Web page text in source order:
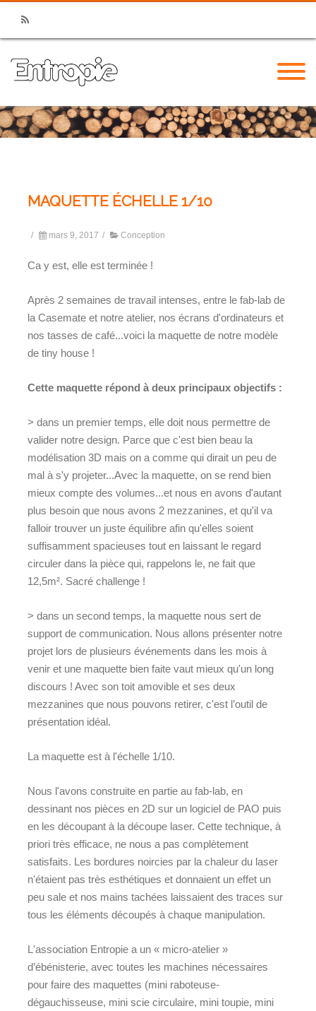
RSS
MAQUETTE ÉCHELLE 1/10
/ mars 9, 2017 / Conception
Ca y est, elle est terminée !
Après 2 semaines de travail intenses, entre le fab-lab de
la Casemate et notre atelier, nos écrans d'ordinateurs et
nos tasses de café...voici la maquette de notre modèle
de tiny house !
Cette maquette répond à deux principaux objectifs :
> dans un premier temps, elle doit nous permettre de
valider notre design. Parce que c'est bien beau la
modélisation 3D mais on a comme qui dirait un peu de
mal à s'y projeter...Avec la maquette, on se rend bien
mieux compte des volumes...et nous en avons d'autant
plus besoin que nous avons 2 mezzanines, et qu'il va
falloir trouver un juste équilibre afin qu'elles soient
suffisamment spacieuses tout en laissant le regard
circuler dans la pièce qui, rappelons le, ne fait que
12,5m². Sacré challenge !
> dans un second temps, la maquette nous sert de
support de communication. Nous allons présenter notre
projet lors de plusieurs événements dans les mois à
venir et une maquette bien faite vaut mieux qu'un long
discours ! Avec son toit amovible et ses deux
mezzanines que nous pouvons retirer, c'est l’outil de
présentation idéal.
La maquette est à l'échelle 1/10.
Nous l'avons construite en partie au fab-lab, en
dessinant nos pièces en 2D sur un logiciel de PAO puis
en les découpant à la découpe laser. Cette technique, à
priori très efficace, ne nous a pas complètement
satisfaits. Les bordures noircies par la chaleur du laser
n'étaient pas très esthétiques et donnaient un effet un
peu sale et nos mains tachées laissaient des traces sur
tous les éléments découpés à chaque manipulation.
L'association Entropie a un « micro-atelier »
d’ébénisterie, avec toutes les machines nécessaires
pour faire des maquettes (mini raboteuse-
dégauchisseuse, mini scie circulaire, mini toupie, mini